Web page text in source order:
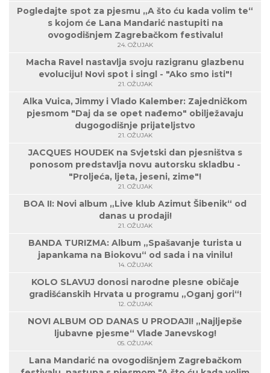
Pogledajte spot za pjesmu „A što ću kada volim te“
s kojom će Lana Mandarić nastupiti na
ovogodišnjem Zagrebačkom festivalu!
24. OŽUJAK
Macha Ravel nastavlja svoju razigranu glazbenu
evoluciju! Novi spot i singl - "Ako smo isti"!
21. OŽUJAK
Alka Vuica, Jimmy i Vlado Kalember: Zajedničkom
pjesmom "Daj da se opet nađemo" obilježavaju
dugogodišnje prijateljstvo
21. OŽUJAK
JACQUES HOUDEK na Svjetski dan pjesništva s
ponosom predstavlja novu autorsku skladbu -
"Proljeća, ljeta, jeseni, zime"!
21. OŽUJAK
BOA II: Novi album „Live klub Azimut Šibenik“ od
danas u prodaji!
21. OŽUJAK
BANDA TURIZMA: Album „Spašavanje turista u
japankama na Biokovu“ od sada i na vinilu!
14. OŽUJAK
KOLO SLAVUJ donosi narodne plesne običaje
gradišćanskih Hrvata u programu „Oganj gori“!
12. OŽUJAK
NOVI ALBUM OD DANAS U PRODAJI! „Najljepše
ljubavne pjesme“ Vlade Janevskog!
05. OŽUJAK
Lana Mandarić na ovogodišnjem Zagrebačkom